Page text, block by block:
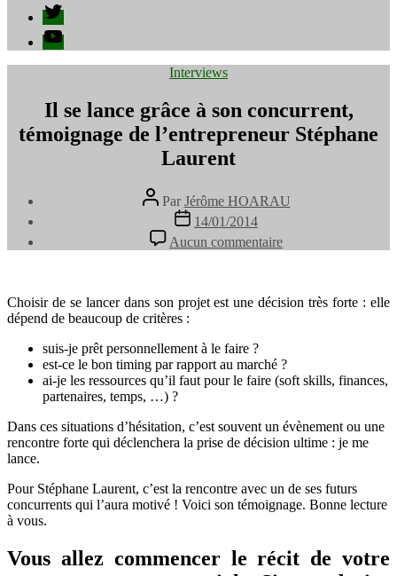
Twitter
YouTube
Catégories
Interviews
Il se lance grâce à son concurrent,
témoignage de l’entrepreneur Stéphane
Laurent
Auteur
de
l’article
Par Jérôme HOARAU
Date
l’article
14/01/2014
Aucun commentaire
Il
grâce
témoignage
de
Laurent
Choisir de se lancer dans son projet est une décision très forte : elle
dépend de beaucoup de critères :
suis-je prêt personnellement à le faire ?
est-ce le bon timing par rapport au marché ?
ai-je les ressources qu’il faut pour le faire (soft skills, finances,
partenaires, temps, …) ?
Dans ces situations d’hésitation, c’est souvent un évènement ou une
rencontre forte qui déclenchera la prise de décision ultime : je me
lance.
Pour Stéphane Laurent, c’est la rencontre avec un de ses futurs
concurrents qui l’aura motivé ! Voici son témoignage. Bonne lecture
à vous.
Vous allez commencer le récit de votre